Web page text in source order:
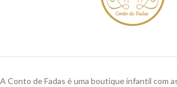
A Conto de Fadas é uma boutique infantil com